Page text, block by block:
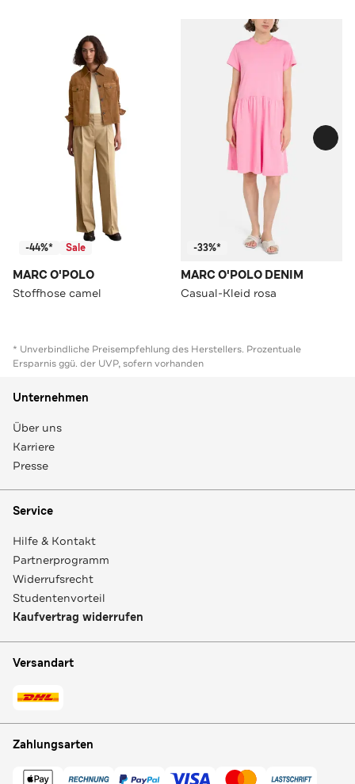
-44%* Sale
MARC O'POLO
Stoffhose camel
-33%*
MARC O'POLO DENIM
Casual-Kleid rosa
* Unverbindliche Preisempfehlung des Herstellers. Prozentuale
Ersparnis ggü. der UVP, sofern vorhanden
Unternehmen
Über uns
Karriere
Presse
Service
Hilfe & Kontakt
Partnerprogramm
Widerrufsrecht
Studentenvorteil
Kaufvertrag widerrufen
Versandart
Zahlungsarten